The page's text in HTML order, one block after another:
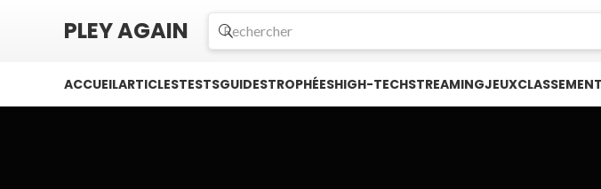
PLEY AGAIN
ACCUEILARTICLESTESTSGUIDESTROPHÉESHIGH-TECHSTREAMINGJEUXCLASSEMENT